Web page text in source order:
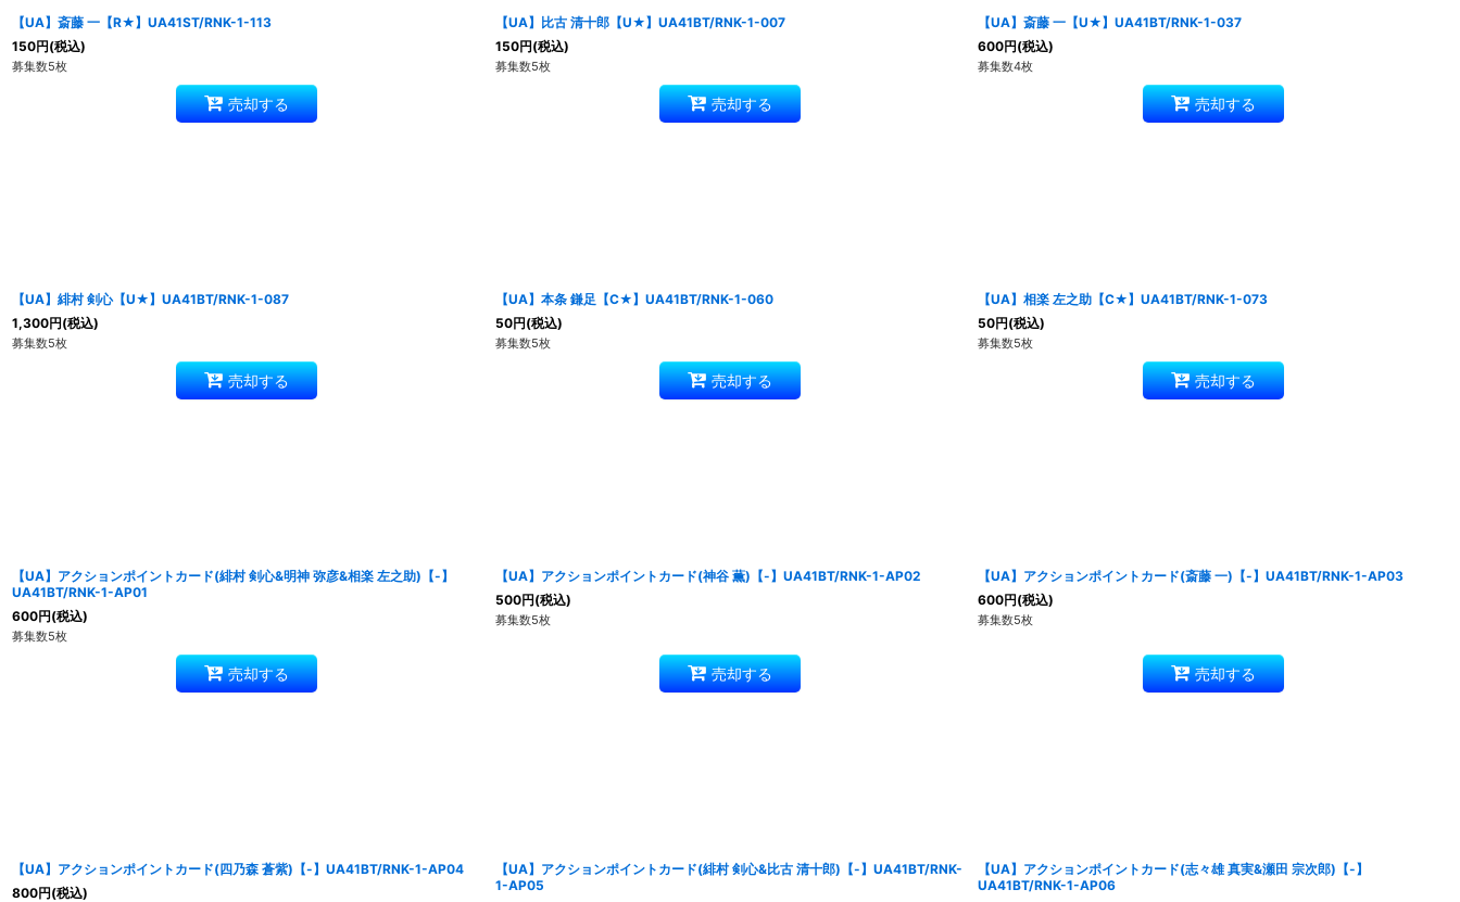
【UA】斎藤 一【R★】UA41ST/RNK-1-113
150円(税込)
募集数5枚
売却する
【UA】比古 清十郎【U★】UA41BT/RNK-1-007
150円(税込)
募集数5枚
売却する
【UA】斎藤 一【U★】UA41BT/RNK-1-037
600円(税込)
募集数4枚
売却する
【UA】緋村 剣心【U★】UA41BT/RNK-1-087
1,300円(税込)
募集数5枚
売却する
【UA】本条 鎌足【C★】UA41BT/RNK-1-060
50円(税込)
募集数5枚
売却する
【UA】相楽 左之助【C★】UA41BT/RNK-1-073
50円(税込)
募集数5枚
売却する
【UA】アクションポイントカード(緋村 剣心&明神 弥彦&相楽 左之助)【-】
UA41BT/RNK-1-AP01
600円(税込)
募集数5枚
売却する
【UA】アクションポイントカード(神谷 薫)【-】UA41BT/RNK-1-AP02
500円(税込)
募集数5枚
売却する
【UA】アクションポイントカード(斎藤 一)【-】UA41BT/RNK-1-AP03
600円(税込)
募集数5枚
売却する
【UA】アクションポイントカード(四乃森 蒼紫)【-】UA41BT/RNK-1-AP04
800円(税込)
【UA】アクションポイントカード(緋村 剣心&比古 清十郎)【-】UA41BT/RNK-
1-AP05
【UA】アクションポイントカード(志々雄 真実&瀬田 宗次郎)【-】
UA41BT/RNK-1-AP06